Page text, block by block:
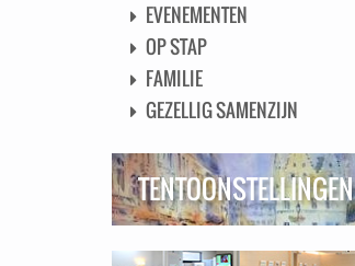
EVENEMENTEN
OP STAP
FAMILIE
GEZELLIG SAMENZIJN
TENTOONSTELLINGEN